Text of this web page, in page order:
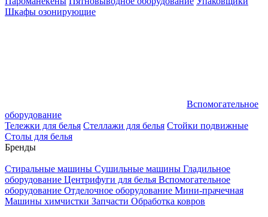
Шкафы озонирующие
Вспомогательное
оборудование
Тележки для белья Стеллажи для белья Стойки подвижные
Столы для белья
Бренды
Стиральные машины Сушильные машины Гладильное
оборудование Центрифуги для белья Вспомогательное
оборудование Отделочное оборудование Мини-прачечная
Машины химчистки Запчасти Обработка ковров